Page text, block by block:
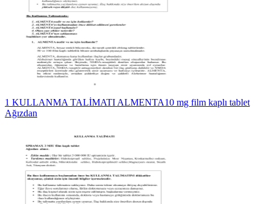
1 KULLANMA TALİMATI ALMENTA10 mg film kaplı tablet
Ağızdan